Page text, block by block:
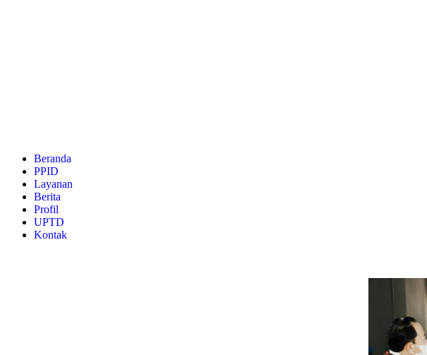
Beranda
PPID
Layanan
Berita
Profil
UPTD
Kontak